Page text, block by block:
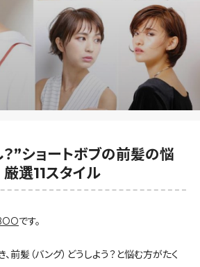
”ショートボブの前髪の悩
選11スタイル
です。
前髪（バング）どうしよう？と悩む方がたく